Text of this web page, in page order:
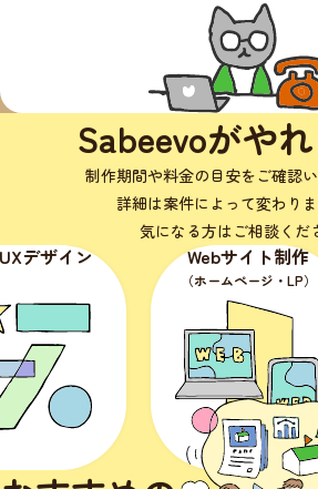
Sabeevoがや
制作期間や料金の目安をご確認い
詳細は案件によって変わりま
気になる方はご相談くだ
デザイン Webサイト制作
（ホームページ・LP）